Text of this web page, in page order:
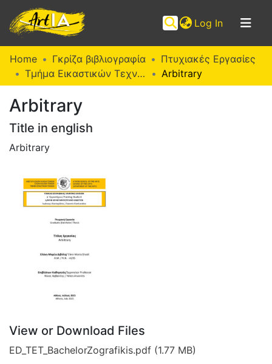
Log In (current)
Communities
Collections
Browse ArtIA
Statistics
Home Γκρίζα βιβλιογραφία
Πτυχιακές Εργασίες
Τμήμα Εικαστικών Τεχνών (Π. Ε.)
Arbitrary
Arbitrary
Title in english
Arbitrary
View or Download Files
ED_TET_BachelorZografikis.pdf (1.77 MB)